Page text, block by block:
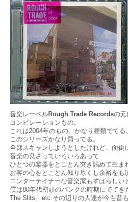
音楽レーベルRough Trade Recordsの元
コンピレーションもの。
これは2004年のもの、かなり種類でてる。
このシリーズかなり買ってる。
全部スキャンしようとしたけれど、面倒
音楽の良さっていろいろあって
ひとつの楽器をとことん突き詰めて生ま
お客の心をとことん知り尽くし余裕をも
エンターテイナーな音楽家もすばらしい
僕は80年代初頭のパンクの時期にでてき
The Slits、etc.その辺りの人達が今も昔